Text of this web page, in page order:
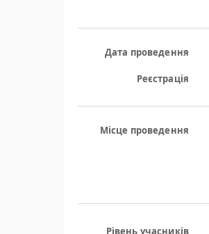
Дата проведення
Реєстрація
Місце проведення
Рівень учасників